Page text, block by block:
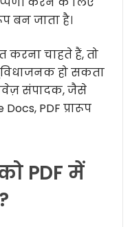
बन जाता है।
करना चाहते हैं, तो
हो सकता
संपादक, जैसे
PDF प्रारूप
PDF में